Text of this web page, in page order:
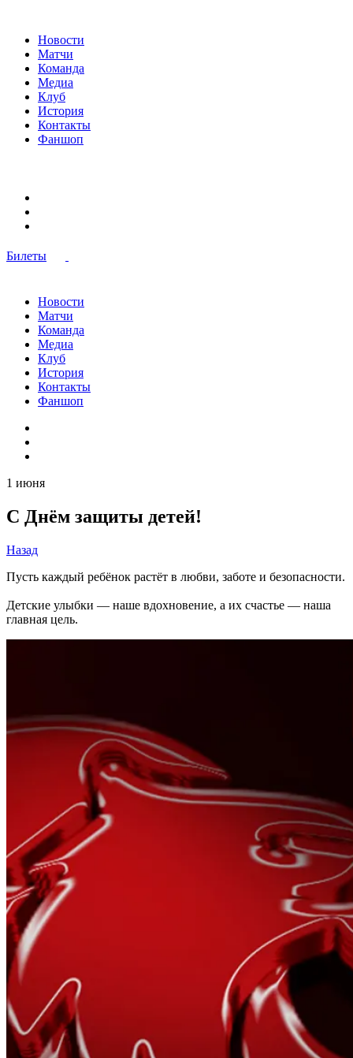
Новости
Матчи
Команда
Медиа
Клуб
История
Контакты
Фаншоп
Билеты
Новости
Матчи
Команда
Медиа
Клуб
История
Контакты
Фаншоп
1 июня
С Днём защиты детей!
Назад
Пусть каждый ребёнок растёт в любви, заботе и безопасности.
Детские улыбки — наше вдохновение, а их счастье — наша
главная цель.